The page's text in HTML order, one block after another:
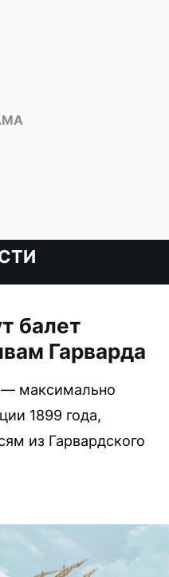
балет
Гарварда
— максимально
1899 года,
из Гарвардского